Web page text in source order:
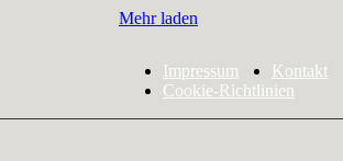
Mehr laden
Impressum Kontakt
Cookie-Richtlinien